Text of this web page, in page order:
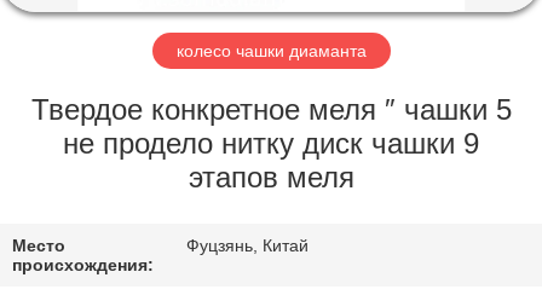
ПУТЕШЕСТВИЕ
ФАБРИКИ
ПРОВЕРКА
СВЯЖИТЕСЬ
колесо чашки диаманта
Твердое конкретное меля ″ чашки 5
не продело нитку диск чашки 9
этапов меля
Место
происхождения:
Фуцзянь, Китай